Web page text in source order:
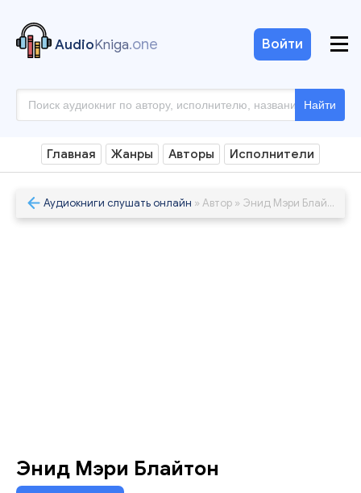
AudioKniga.one
Найти
Войти
Главная Жанры Авторы Исполнители
Аудиокниги слушать онлайн » Автор » Энид Мэри Блайтон
Энид Мэри Блайтон